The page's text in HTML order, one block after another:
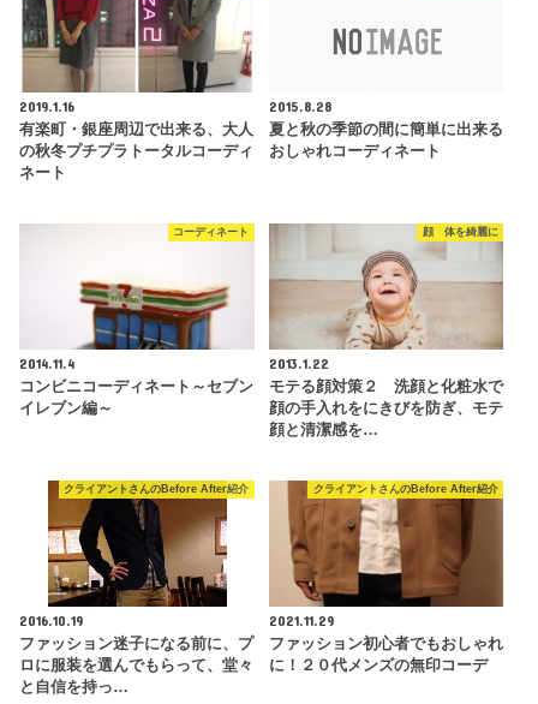
2019.1.16
有楽町・銀座周辺で出来る、大人
の秋冬プチプラトータルコーディ
ネート
2015.8.28
夏と秋の季節の間に簡単に出来る
おしゃれコーディネート
コーディネート
2014.11.4
コンビニコーディネート～セブン
イレブン編～
顔 体を綺麗に
2013.1.22
モテる顔対策２ 洗顔と化粧水で
顔の手入れをにきびを防ぎ、モテ
顔と清潔感を…
クライアントさんのBefore After紹介
2016.10.19
ファッション迷子になる前に、プ
ロに服装を選んでもらって、堂々
と自信を持っ…
クライアントさんのBefore After紹介
2021.11.29
ファッション初心者でもおしゃれ
に！２０代メンズの無印コーデ